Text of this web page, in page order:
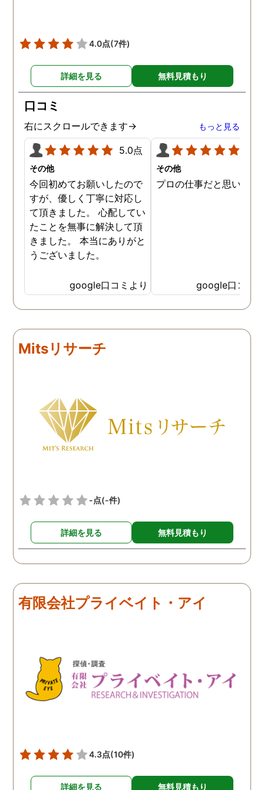
と一緒にいる現場を抑え
ことはどうしてもできず
探偵事務所へ相談しまし
明な写真が添付された報
書が上がってきて、大変
きました。会話の内容の
モなどもあり、金額はか
りましたが利用してよか
4.0点(7件)
詳細を見る 無料見積もり
口コミ
右にスクロールできます→ もっと見る
5.0点
その他
今回初めてお願いしたので
すが、優しく丁寧に対応し
て頂きました。 心配してい
たことを無事に解決して頂
きました。 本当にありがと
うございました。
google口コミより
その他
プロの仕事だと思います
google口コミ
Mitsリサーチ
-点(-件)
詳細を見る 無料見積もり
有限会社プライベイト・アイ
4.3点(10件)
詳細を見る 無料見積もり